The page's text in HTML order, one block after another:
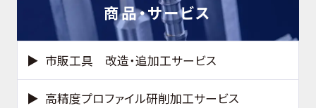
商品・サービス
市販工具 改造・追加工サービス
高精度プロファイル研削加工サービス